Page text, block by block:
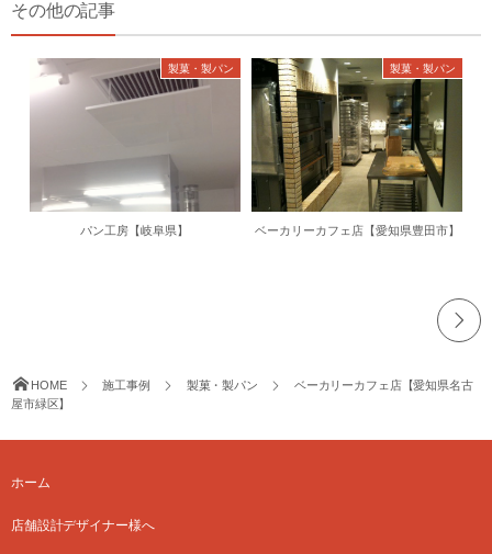
その他の記事
製菓・製パン
パン工房【岐阜県】
製菓・製パン
ベーカリーカフェ店【愛知県豊田市】
HOME 施工事例 製菓・製パン
ベーカリーカフェ店【愛知県名古
屋市緑区】
ホーム
店舗設計デザイナー様へ